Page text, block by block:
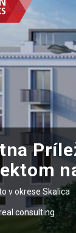
v okrese Skalica
consulting